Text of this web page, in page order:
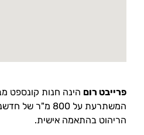
פרייבט רום הינה חנות קונספט
המשתרעת על 800
הריהוט בהתאמה אישית.